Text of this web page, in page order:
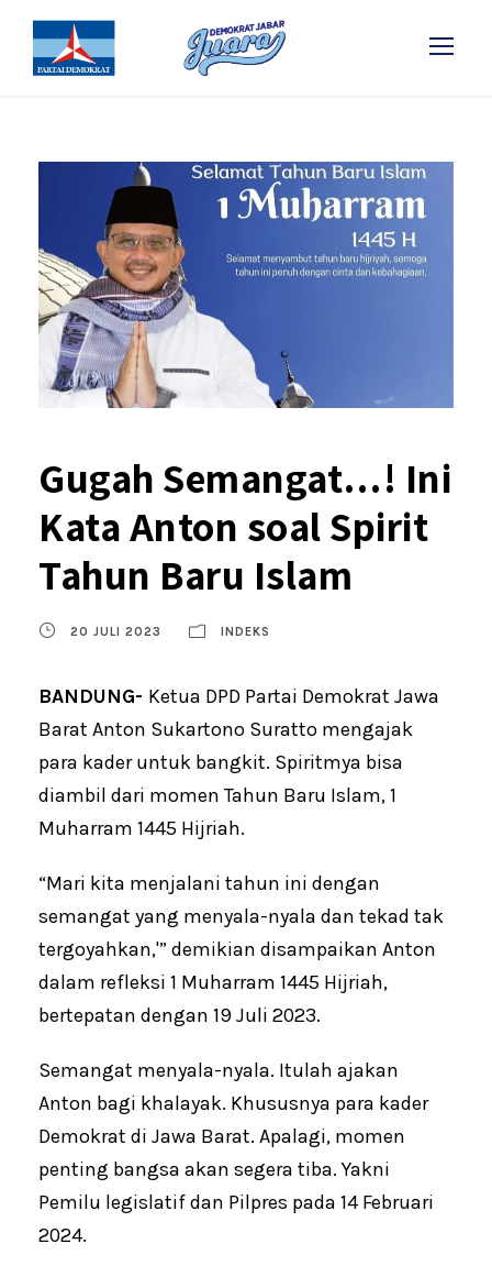
Gugah Semangat…! Ini
Kata Anton soal Spirit
Tahun Baru Islam
20 JULI 2023 INDEKS
BANDUNG- Ketua DPD Partai Demokrat Jawa
Barat Anton Sukartono Suratto mengajak
para kader untuk bangkit. Spiritmya bisa
diambil dari momen Tahun Baru Islam, 1
Muharram 1445 Hijriah.
“Mari kita menjalani tahun ini dengan
semangat yang menyala-nyala dan tekad tak
tergoyahkan,'” demikian disampaikan Anton
dalam refleksi 1 Muharram 1445 Hijriah,
bertepatan dengan 19 Juli 2023.
Semangat menyala-nyala. Itulah ajakan
Anton bagi khalayak. Khususnya para kader
Demokrat di Jawa Barat. Apalagi, momen
penting bangsa akan segera tiba. Yakni
Pemilu legislatif dan Pilpres pada 14 Februari
2024.